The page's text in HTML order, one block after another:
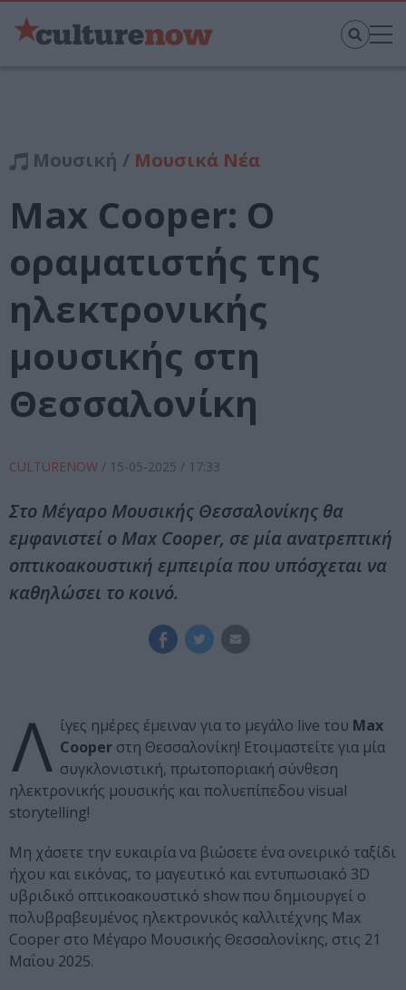
Μουσική / Μουσικά Νέα
Max Cooper: Ο
οραματιστής της
ηλεκτρονικής
μουσικής στη
Θεσσαλονίκη
CULTURENOW / 15-05-2025 / 17:33
Στο Μέγαρο Μουσικής Θεσσαλονίκης θα
εμφανιστεί ο Max Cooper, σε μία ανατρεπτική
οπτικοακουστική εμπειρία που υπόσχεται να
καθηλώσει το κοινό.
Λ ίγες ημέρες έμειναν για το μεγάλο live του Max
Cooper στη Θεσσαλονίκη! Ετοιμαστείτε για μία
συγκλονιστική, πρωτοποριακή σύνθεση
ηλεκτρονικής μουσικής και πολυεπίπεδου visual
storytelling!
Μη χάσετε την ευκαιρία να βιώσετε ένα ονειρικό ταξίδι
ήχου και εικόνας, το μαγευτικό και εντυπωσιακό 3D
υβριδικό οπτικοακουστικό show που δημιουργεί ο
πολυβραβευμένος ηλεκτρονικός καλλιτέχνης Max
Cooper στο Μέγαρο Μουσικής Θεσσαλονίκης, στις 21
Μαΐου 2025.